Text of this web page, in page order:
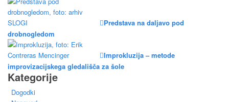
Predstava na daljavo pod
drobnogledom
Improkluzija – metode
improvizacijskega gledališča za šole
Kategorije
Dogodki